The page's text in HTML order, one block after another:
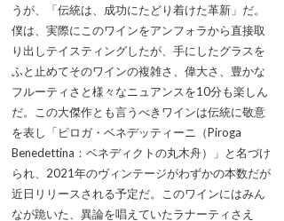
うが、「伝統は、成功にたどり着けた革新」だ。
僕は、実際にこのワインをアンフォラから直接取
り出しテイスティングしたが、手にしたグラスを
ふと止めてそのワインの複雑さ、偉大さ、豊かな
フルーティさと様々なニュアンスを10分も楽しん
だ。この大傑作とも言うべきワインは伝統に敬意
を表し「ピロガ・ベネデッティーニ（Piroga
Benedettina：ベネディクトの丸木舟）」と名づけ
られ、2021年のヴィンテージがわずかの本数だが
近日リリースされる予定だ。このワインにはみん
なが跪いた、異論を唱えていたラナーティさえ